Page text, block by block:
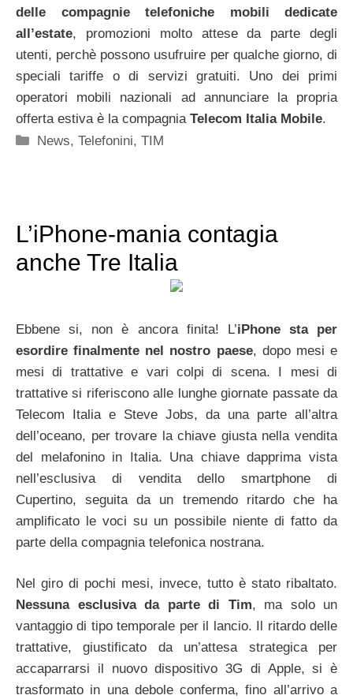
delle compagnie telefoniche mobili dedicate
all’estate, promozioni molto attese da parte degli
utenti, perchè possono usufruire per qualche giorno, di
speciali tariffe o di servizi gratuiti. Uno dei primi
operatori mobili nazionali ad annunciare la propria
offerta estiva è la compagnia Telecom Italia Mobile.
Categorie
News,Telefonini,TIM
L’iPhone-mania contagia
anche Tre Italia
Ebbene si, non è ancora finita! L’iPhone sta per
esordire finalmente nel nostro paese, dopo mesi e
mesi di trattative e vari colpi di scena. I mesi di
trattative si riferiscono alle lunghe giornate passate da
Telecom Italia e Steve Jobs, da una parte all’altra
dell’oceano, per trovare la chiave giusta nella vendita
del melafonino in Italia. Una chiave dapprima vista
nell’esclusiva di vendita dello smartphone di
Cupertino, seguita da un tremendo ritardo che ha
amplificato le voci su un possibile niente di fatto da
parte della compagnia telefonica nostrana.
Nel giro di pochi mesi, invece, tutto è stato ribaltato.
Nessuna esclusiva da parte di Tim, ma solo un
vantaggio di tipo temporale per il lancio. Il ritardo delle
trattative, giustificato da un’attesa strategica per
accaparrarsi il nuovo dispositivo 3G di Apple, si è
trasformato in una debole conferma, fino all’arrivo a